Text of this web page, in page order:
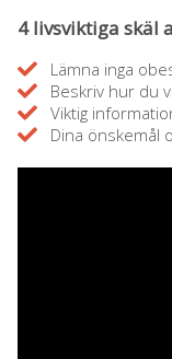
4 livsviktiga skäl
Lämna inga
Beskriv hur du
Viktig
Dina önskemål